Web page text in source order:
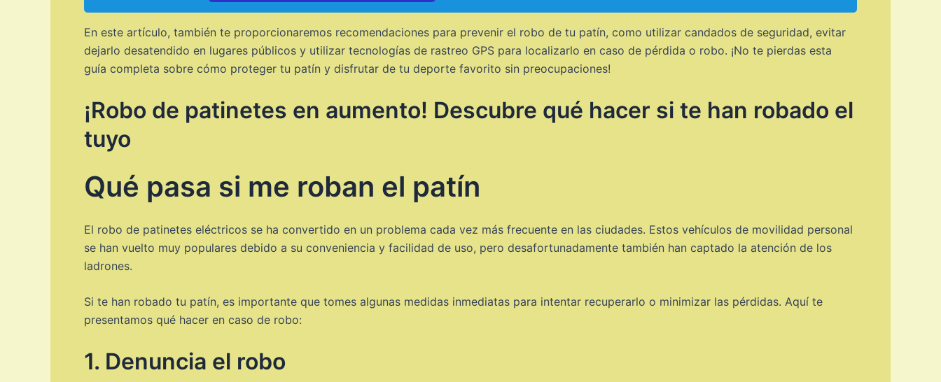
En este artículo, también te proporcionaremos recomendaciones para prevenir el robo de tu patín, como utilizar candados de seguridad, evitar
dejarlo desatendido en lugares públicos y utilizar tecnologías de rastreo GPS para localizarlo en caso de pérdida o robo. ¡No te pierdas esta
guía completa sobre cómo proteger tu patín y disfrutar de tu deporte favorito sin preocupaciones!
¡Robo de patinetes en aumento! Descubre qué hacer si te han robado el
tuyo
Qué pasa si me roban el patín
El robo de patinetes eléctricos se ha convertido en un problema cada vez más frecuente en las ciudades. Estos vehículos de movilidad personal
se han vuelto muy populares debido a su conveniencia y facilidad de uso, pero desafortunadamente también han captado la atención de los
ladrones.
Si te han robado tu patín, es importante que tomes algunas medidas inmediatas para intentar recuperarlo o minimizar las pérdidas. Aquí te
presentamos qué hacer en caso de robo:
1. Denuncia el robo